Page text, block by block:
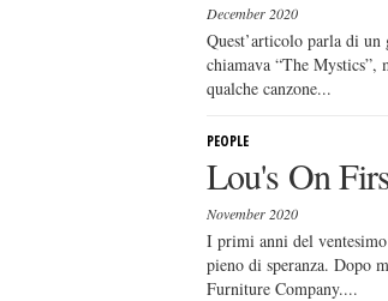
December 2020
Quest’articolo parla di
chiamava “The Mystics”,
qualche canzone...
PEOPLE
Lou's On
November 2020
I primi anni del
pieno di speranza. Dopo
Furniture Company....